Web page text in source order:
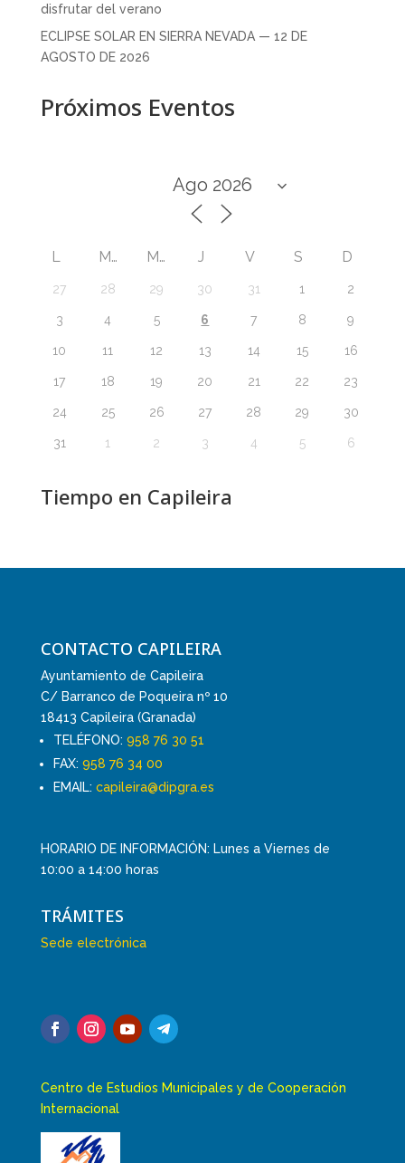
disfrutar del verano
ECLIPSE SOLAR EN SIERRA NEVADA — 12 DE
AGOSTO DE 2026
Próximos Eventos
L M M J V S D
27 28 29 30 31 1 2
3 4 5 6 7 8 9
10 11 12 13 14 15 16
17 18 19 20 21 22 23
24 25 26 27 28 29 30
31 1 2 3 4 5 6
Tiempo en Capileira
CONTACTO CAPILEIRA
Ayuntamiento de Capileira
C/ Barranco de Poqueira nº 10
18413 Capileira (Granada)
TELÉFONO: 958 76 30 51
FAX: 958 76 34 00
EMAIL: capileira@dipgra.es
HORARIO DE INFORMACIÓN: Lunes a Viernes de
10:00 a 14:00 horas
TRÁMITES
Sede electrónica
Centro de Estudios Municipales y de Cooperación
Internacional